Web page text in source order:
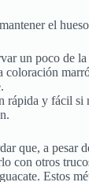
el
un poco de la
coloración
rápida y fácil si
que, a pesar
con otros
Estos